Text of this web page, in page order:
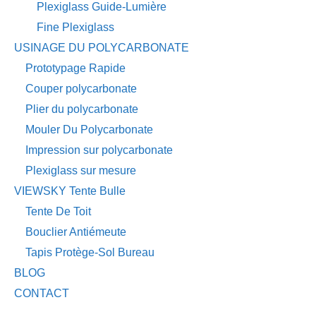
Plexiglass Guide-Lumière
Fine Plexiglass
USINAGE DU POLYCARBONATE
Prototypage Rapide
Couper polycarbonate
Plier du polycarbonate
Mouler Du Polycarbonate
Impression sur polycarbonate
Plexiglass sur mesure
VIEWSKY Tente Bulle
Tente De Toit
Bouclier Antiémeute
Tapis Protège-Sol Bureau
BLOG
CONTACT